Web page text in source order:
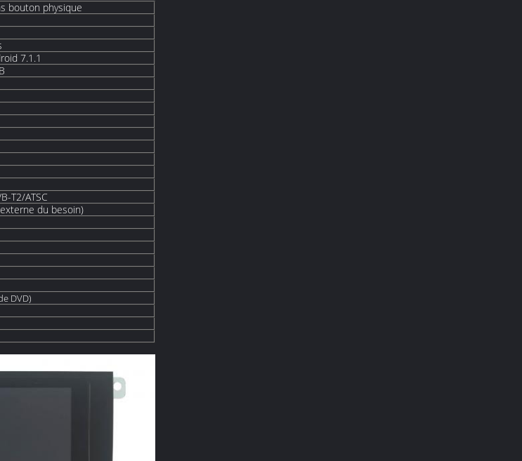
bouton physique
7.1.1
T2/ATSC
du besoin)
DVD)